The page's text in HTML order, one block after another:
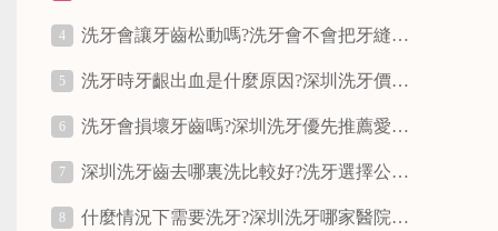
4 洗牙會讓牙齒松動嗎?洗牙會不會把牙縫變大?
5 洗牙時牙齦出血是什麼原因?深圳洗牙價錢多少?洗牙幾耐洗一次?
6 洗牙會損壞牙齒嗎?深圳洗牙優先推薦愛康健齒科31年老品牌牙科
7 深圳洗牙齒去哪裏洗比較好?洗牙選擇公立醫院好和私立牙科機構好
8 什麼情況下需要洗牙?深圳洗牙哪家醫院好?愛康健洗牙好唔好？